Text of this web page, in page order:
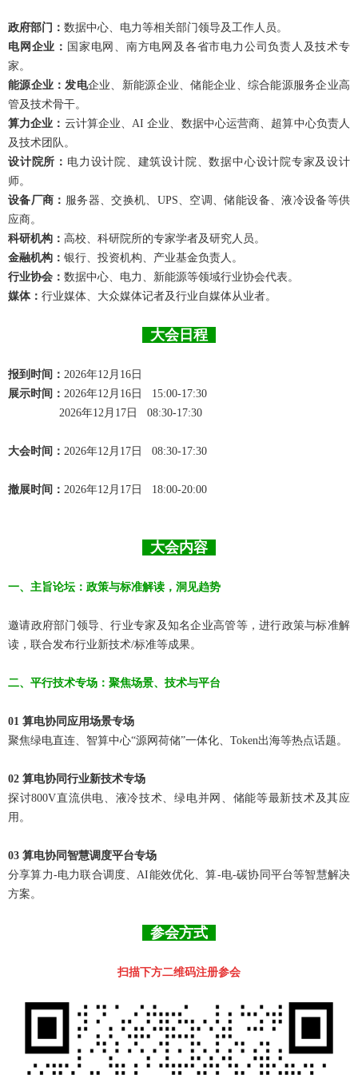
政府部门： 数据中心、电力等相关部门领导及工作人员。
电网企业： 国家电网、南方电网及各省市电力公司负责人及技术专
家。
能源企业：发电企业、新能源企业、储能企业、综合能源服务企业高
管及技术骨干。
算力企业： 云计算企业、AI 企业、数据中心运营商、超算中心负责人
及技术团队。
设计院所： 电力设计院、建筑设计院、数据中心设计院专家及设计
师。
设备厂商： 服务器、交换机、UPS、空调、储能设备、液冷设备等供
应商。
科研机构： 高校、科研院所的专家学者及研究人员。
金融机构： 银行、投资机构、产业基金负责人。
行业协会： 数据中心、电力、新能源等领域行业协会代表。
媒体： 行业媒体、大众媒体记者及行业自媒体从业者。
大会日程
报到时间： 2026年12月16日
展示时间： 2026年12月16日 15:00-17:30
2026年12月17日 08:30-17:30
大会时间： 2026年12月17日 08:30-17:30
撤展时间： 2026年12月17日 18:00-20:00
大会内容
一、 主旨论坛：政策与标准解读，洞见趋势
邀请政府部门领导、行业专家及知名企业高管等，进行政策与标准解
读，联合发布行业新技术/标准等成果。
二、 平行技术专场：聚焦场景、技术与平台
01 算电协同应用场景专场
聚焦绿电直连、智算中心“源网荷储”一体化、Token出海等热点话题。
02 算电协同行业新技术专场
探讨800V直流供电、液冷技术、绿电并网、储能等最新技术及其应
用。
03 算电协同智慧调度平台专场
分享算力-电力联合调度、AI能效优化、算-电-碳协同平台等智慧解决
方案。
参会方式
扫描下方二维码注册参会